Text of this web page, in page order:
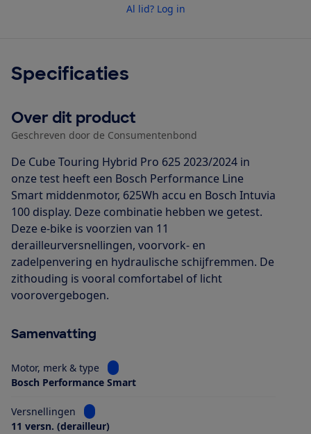
Al lid? Log in
Specificaties
Over dit product
Geschreven door de Consumentenbond
De Cube Touring Hybrid Pro 625 2023/2024 in
onze test heeft een Bosch Performance Line
Smart middenmotor, 625Wh accu en Bosch Intuvia
100 display. Deze combinatie hebben we getest.
Deze e-bike is voorzien van 11
derailleurversnellingen, voorvork- en
zadelpenvering en hydraulische schijfremmen. De
zithouding is vooral comfortabel of licht
voorovergebogen.
Samenvatting
Motor, merk & type
Bekijk informatie voor Motor, merk & type
Bosch Performance Smart
Versnellingen
Bekijk informatie voor Versnellingen
11 versn. (derailleur)